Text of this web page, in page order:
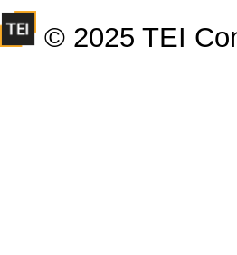
© 2025 TEI